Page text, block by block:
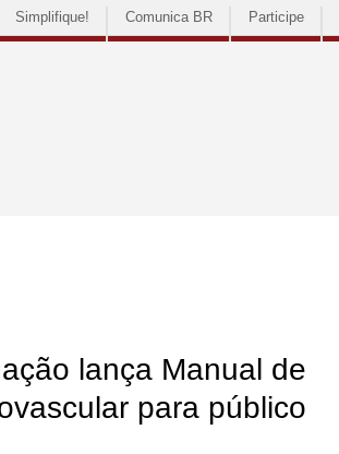
Simplifique! Comunica BR Participe
lança Manual de
para público